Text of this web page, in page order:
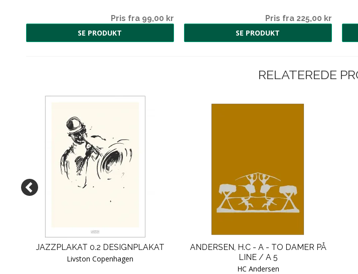
Pris fra 99,00 kr
SE PRODUKT
Pris fra 225,00 kr
SE PRODUKT
RELATEREDE
JAZZPLAKAT 0.2 DESIGNPLAKAT
Livston Copenhagen
ANDERSEN, H.C - A - TO DAMER PÅ
LINE / A 5
HC Andersen